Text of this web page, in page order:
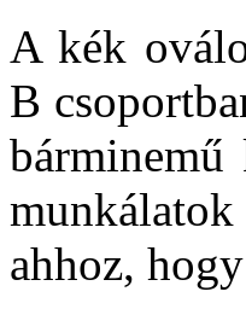
A kék
B
bárminemű
ahhoz,